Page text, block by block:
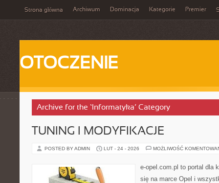
Strona główna Archiwum Dominacja Kategorie Premier
OTOCZENIE
Archive for the ‘Informatyka’ Category
TUNING I MODYFIKACJE
POSTED BY ADMIN LUT - 24 - 2026 MOŻLIWOŚĆ
e-opel.com.pl to portal dla
się na marce Opel i